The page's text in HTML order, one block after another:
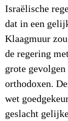
Israëlische
dat in een
Klaagmuur
de regering
grote
orthodoxen.
wet
geslacht